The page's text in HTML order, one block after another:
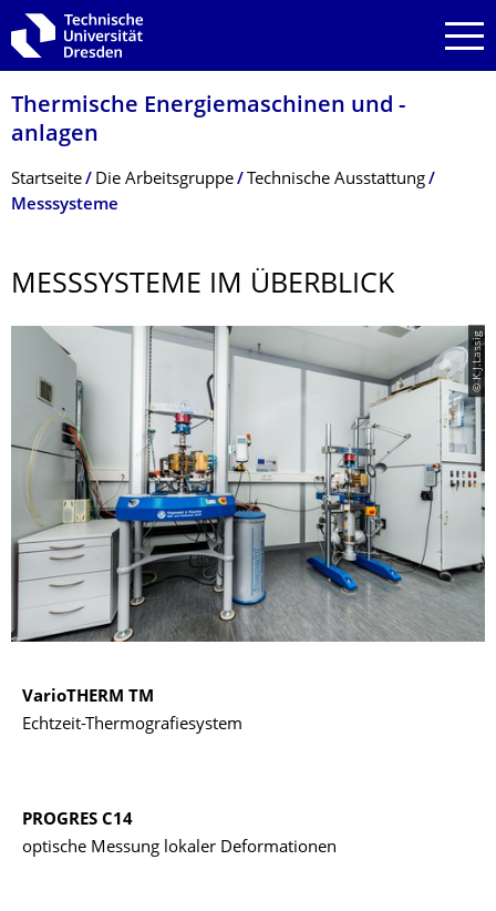
Zur Hauptnavigation springen
Zur Suche springen
Zum Inhalt springen
Thermische Energiemaschinen und -
anlagen
Breadcrumb-Menü
Startseite Die Arbeitsgruppe
Technische Ausstattung
Messsysteme
MESSSYSTEME IM ÜBERBLICK
© K.J.Lassig
VarioTHERM TM
Echtzeit-Thermografiesystem
PROGRES C14
optische Messung lokaler Deformationen